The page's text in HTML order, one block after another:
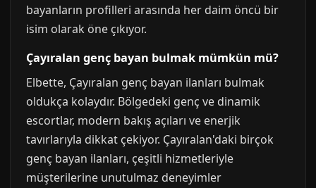
bayanların profilleri arasında her daim öncü bir
isim olarak öne çıkıyor.
Çayıralan genç bayan bulmak mümkün mü?
Elbette, Çayıralan genç bayan ilanları bulmak
oldukça kolaydır. Bölgedeki genç ve dinamik
escortlar, modern bakış açıları ve enerjik
tavırlarıyla dikkat çekiyor. Çayıralan'daki birçok
genç bayan ilanları, çeşitli hizmetleriyle
müşterilerine unutulmaz deneyimler